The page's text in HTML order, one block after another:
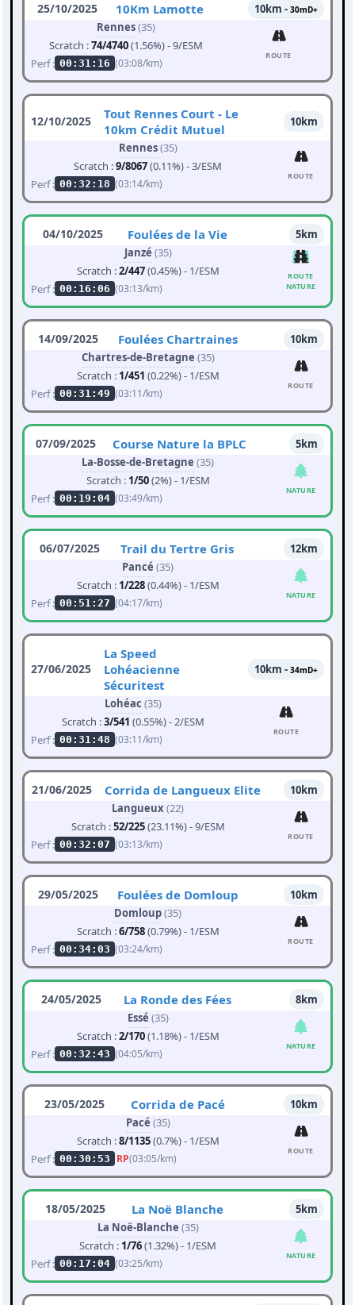
25/10/2025 10Km Lamotte 10km - 30mD+
Rennes(35)
Scratch :74/4740(1.56%) - 9/ESM
Perf : 00:31:16 (03:08/km)
ROUTE
12/10/2025
Tout Rennes Court - Le
10km Crédit Mutuel
10km
Rennes(35)
Scratch :9/8067(0.11%) - 3/ESM
Perf : 00:32:18 (03:14/km)
ROUTE
04/10/2025 Foulées de la Vie
5km
Janzé (35)
Scratch :2/447(0.45%) - 1/ESM
Perf : 00:16:06 (03:13/km)
ROUTE
NATURE
14/09/2025 Foulées Chartraines
10km
Chartres-de-Bretagne (35)
Scratch : 1/451 (0.22%) - 1/ESM
Perf : 00:31:49 (03:11/km)
ROUTE
07/09/2025 Course Nature la BPLC
5km
La-Bosse-de-Bretagne (35)
Scratch : 1/50(2%) - 1/ESM
Perf : 00:19:04 (03:49/km)
NATURE
06/07/2025 Trail du Tertre Gris
12km
Pancé (35)
Scratch : 1/228(0.44%) - 1/ESM
Perf : 00:51:27 (04:17/km)
NATURE
27/06/2025
La Speed
Lohéacienne
Sécuritest
10km - 34mD+
Lohéac (35)
Scratch :3/541 (0.55%) - 2/ESM
Perf : 00:31:48 (03:11/km)
ROUTE
21/06/2025 Corrida de Langueux Elite
10km
Langueux(22)
Scratch :52/225(23.11%) - 9/ESM
Perf : 00:32:07 (03:13/km)
ROUTE
29/05/2025 Foulées de Domloup
10km
Domloup(35)
Scratch :6/758(0.79%) - 1/ESM
Perf : 00:34:03 (03:24/km)
ROUTE
24/05/2025 La Ronde des Fées
8km
Essé (35)
Scratch :2/170(1.18%) - 1/ESM
Perf : 00:32:43 (04:05/km)
NATURE
23/05/2025 Corrida de Pacé
10km
Pacé (35)
Scratch :8/1135(0.7%) - 1/ESM
Perf : 00:30:53 RP(03:05/km)
ROUTE
18/05/2025 La Noë Blanche
5km
La Noë-Blanche (35)
Scratch : 1/76(1.32%) - 1/ESM
Perf : 00:17:04 (03:25/km)
NATURE